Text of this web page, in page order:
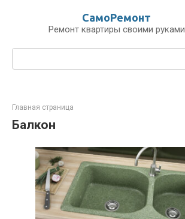
СамоРемонт
Ремонт квартиры своими руками
Поиск:
Главная страница
Балкон